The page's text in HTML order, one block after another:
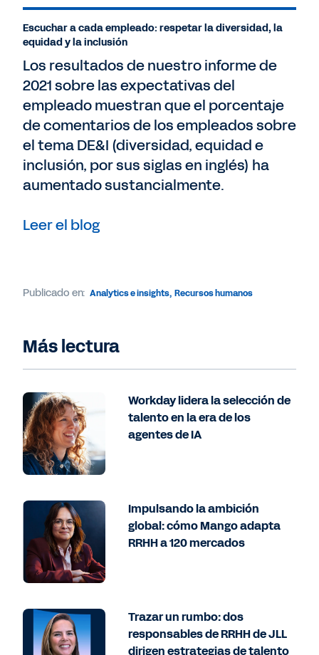
Escuchar a cada empleado: respetar la diversidad, la
equidad y la inclusión
Los resultados de nuestro informe de
2021 sobre las expectativas del
empleado muestran que el porcentaje
de comentarios de los empleados sobre
el tema DE&I (diversidad, equidad e
inclusión, por sus siglas en inglés) ha
aumentado sustancialmente.
Leer el blog
Publicado en: Analytics e insights, Recursos humanos
Más lectura
Workday lidera la selección de
talento en la era de los
agentes de IA
Impulsando la ambición
global: cómo Mango adapta
RRHH a 120 mercados
Trazar un rumbo: dos
responsables de RRHH de JLL
dirigen estrategias de talento